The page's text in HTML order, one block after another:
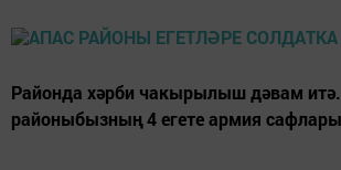
Районда хәрби чакырылыш дәвам
районыбызның 4 егете армия